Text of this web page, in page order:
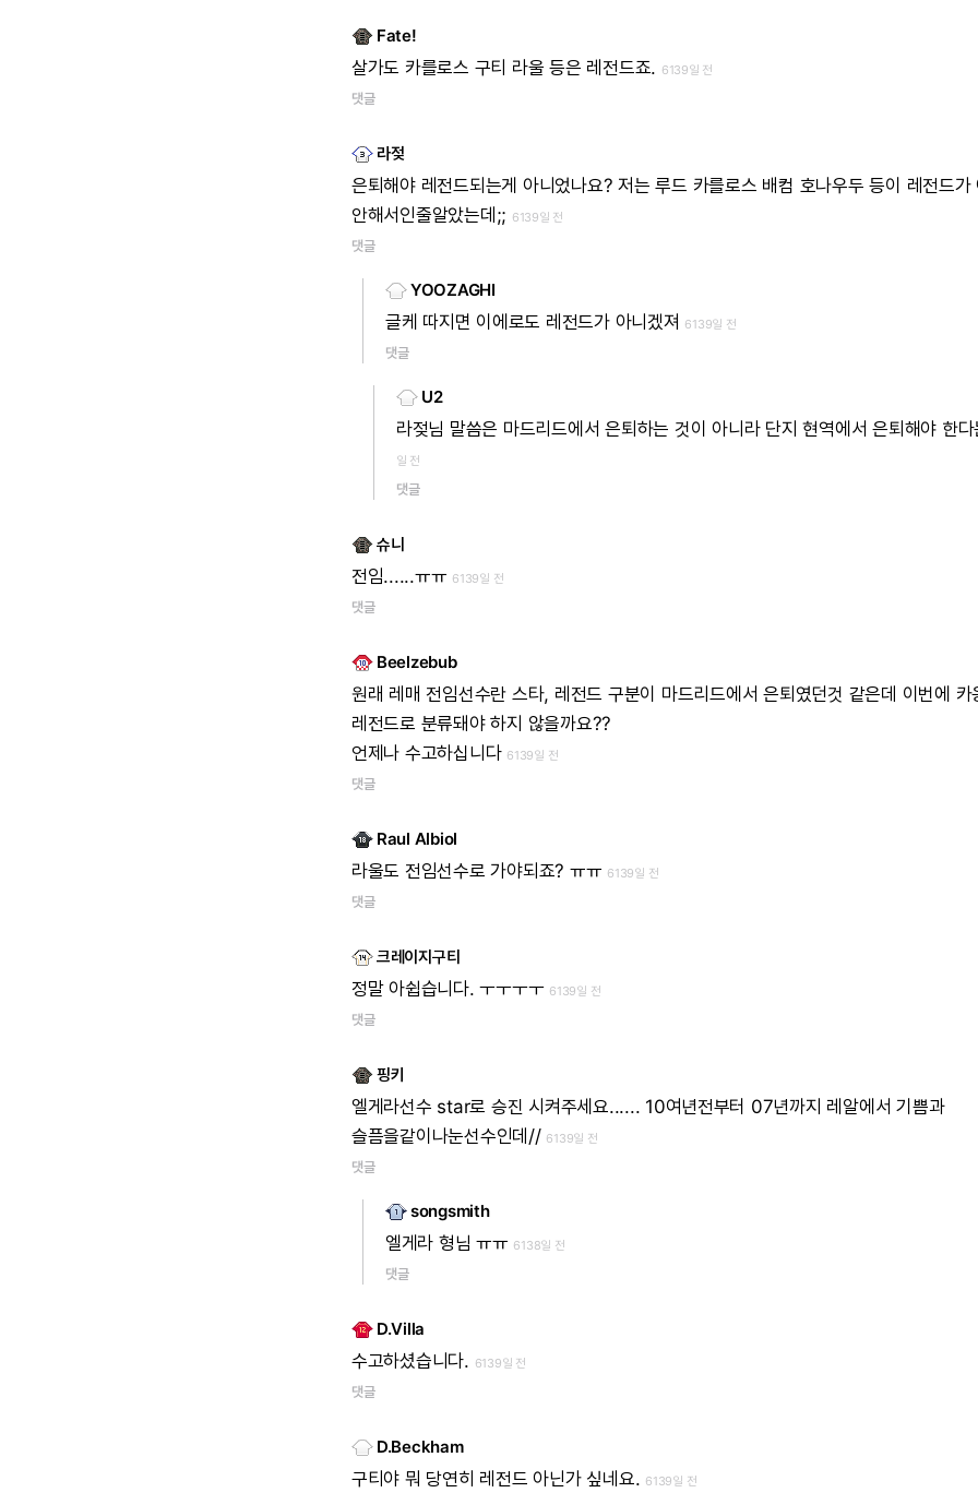
Fate!
살가도 카를로스 구티 라울 등은 레전드죠. 6139일 전
댓글
라젖
은퇴해야 레전드되는게 아니었나요? 저는 루드 카를로스 배컴 호나우두 등이 레전드가
안해서인줄알았는데;; 6139일 전
댓글
YOOZAGHI
글케 따지면 이에로도 레전드가 아니겠져 6139일 전
댓글
U2
라젖님 말씀은 마드리드에서 은퇴하는 것이 아니라 단지 현역에서 은퇴해야 한다
일 전
댓글
슈니
전임......ㅠㅠ 6139일 전
댓글
Beelzebub
원래 레매 전임선수란 스타, 레전드 구분이 마드리드에서 은퇴였던것 같은데 이번에 카
레전드로 분류돼야 하지 않을까요??
언제나 수고하십니다 6139일 전
댓글
Raul Albiol
라울도 전임선수로 가야되죠? ㅠㅠ 6139일 전
댓글
크레이지구티
정말 아쉽습니다. ㅜㅜㅜㅜ 6139일 전
댓글
핑키
엘게라선수 star로 승진 시켜주세요...... 10여년전부터 07년까지 레알에서 기쁨과
슬픔을같이나눈선수인데// 6139일 전
댓글
songsmith
엘게라 형님 ㅠㅠ 6138일 전
댓글
D.Villa
수고하셨습니다. 6139일 전
댓글
D.Beckham
구티야 뭐 당연히 레전드 아닌가 싶네요. 6139일 전